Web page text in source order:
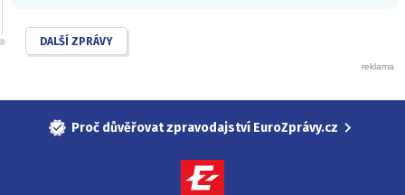
DALŠÍ ZPRÁVY
Proč důvěřovat zpravodajství EuroZprávy.cz